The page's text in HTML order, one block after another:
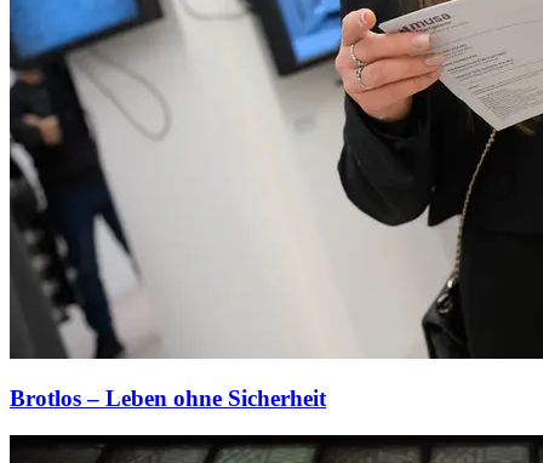
Brotlos – Leben ohne Sicherheit